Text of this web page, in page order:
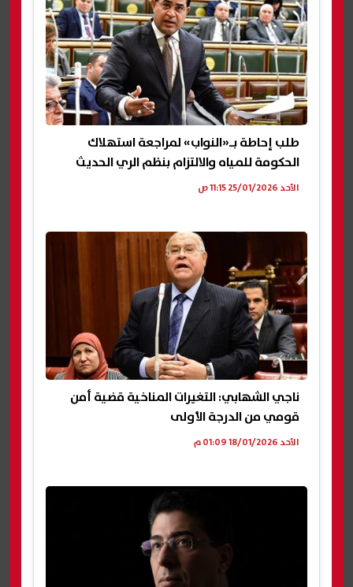
طلب إحاطة بـ«النواب» لمراجعة استهلاك
الحكومة للمياه والالتزام بنظم الري الحديث
الأحد 25/01/2026 11:15 ص
ناجي الشهابي: التغيرات المناخية قضية أمن
قومي من الدرجة الأولى
الأحد 18/01/2026 01:09 م